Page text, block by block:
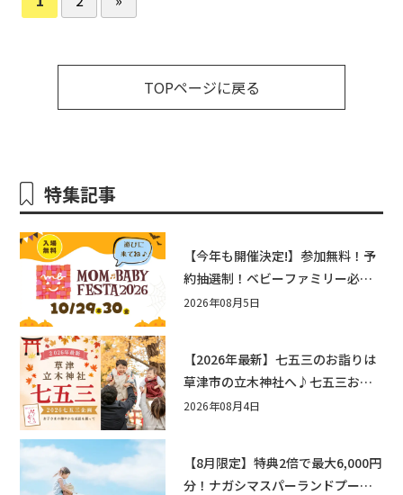
TOPページに戻る
特集記事
【今年も開催決定!】参加無料！予
約抽選制！ベビーファミリー必見
☆入場無料☆10/29(木)30(金)ママ
2026年08月5日
【2026年最新】七五三のお詣りは
草津市の立木神社へ♪七五三お祝
い企画をご紹介！
2026年08月4日
【8月限定】特典2倍で最大6,000円
分！ナガシマスパーランドプール